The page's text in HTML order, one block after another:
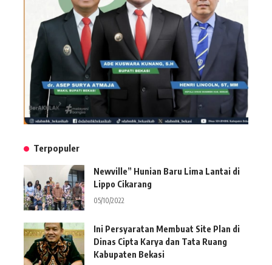
Terpopuler
Newville” Hunian Baru Lima Lantai di
Lippo Cikarang
05/10/2022
Ini Persyaratan Membuat Site Plan di
Dinas Cipta Karya dan Tata Ruang
Kabupaten Bekasi